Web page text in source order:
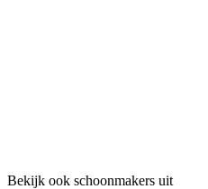
Bekijk ook schoonmakers uit